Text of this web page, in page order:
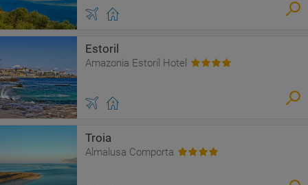
Estoril
Amazonia Estoril Hotel
Troia
Almalusa Comporta